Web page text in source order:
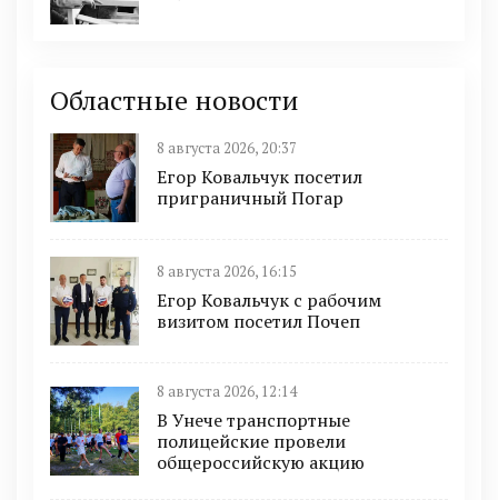
Областные новости
8 августа 2026, 20:37
Егор Ковальчук посетил
приграничный Погар
8 августа 2026, 16:15
Егор Ковальчук с рабочим
визитом посетил Почеп
8 августа 2026, 12:14
В Унече транспортные
полицейские провели
общероссийскую акцию